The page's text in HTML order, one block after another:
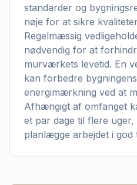
standarder og
nøje for at sikre
Regelmæssig
nødvendig for at
murværkets levetid. En
kan forbedre
energimærkning ved at
Afhængigt af omfanget
et par dage til flere
planlægge arbejdet i god